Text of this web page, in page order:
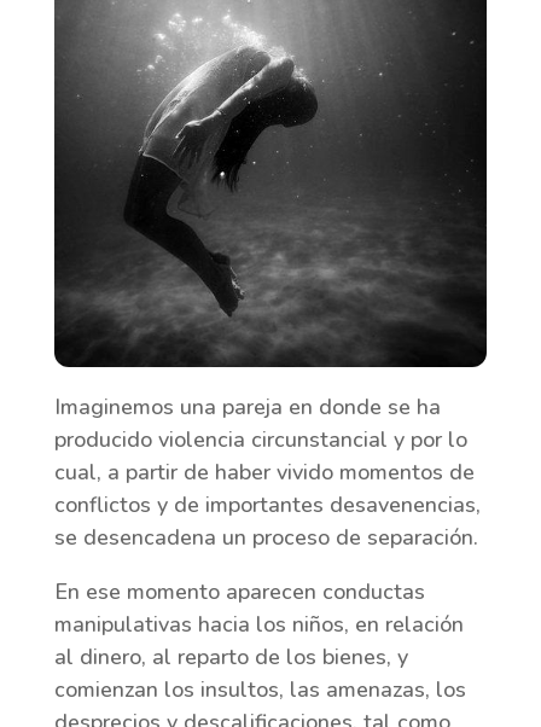
Imaginemos una pareja en donde se ha
producido violencia circunstancial y por lo
cual, a partir de haber vivido momentos de
conflictos y de importantes desavenencias,
se desencadena un proceso de separación.
En ese momento aparecen conductas
manipulativas hacia los niños, en relación
al dinero, al reparto de los bienes, y
comienzan los insultos, las amenazas, los